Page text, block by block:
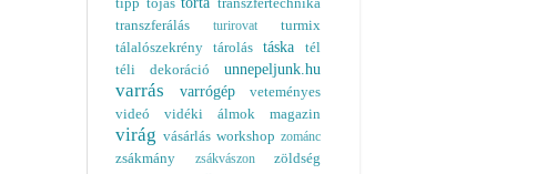
transzferálás
turirovat
turmix
tálalószekrény tárolás táska
tél
téli dekoráció
unnepeljunk.hu
varrás varrógép
veteményes
videó
vidéki álmok magazin
virág vásárlás workshop zománc
zsákmány zsákvászon
zöldség